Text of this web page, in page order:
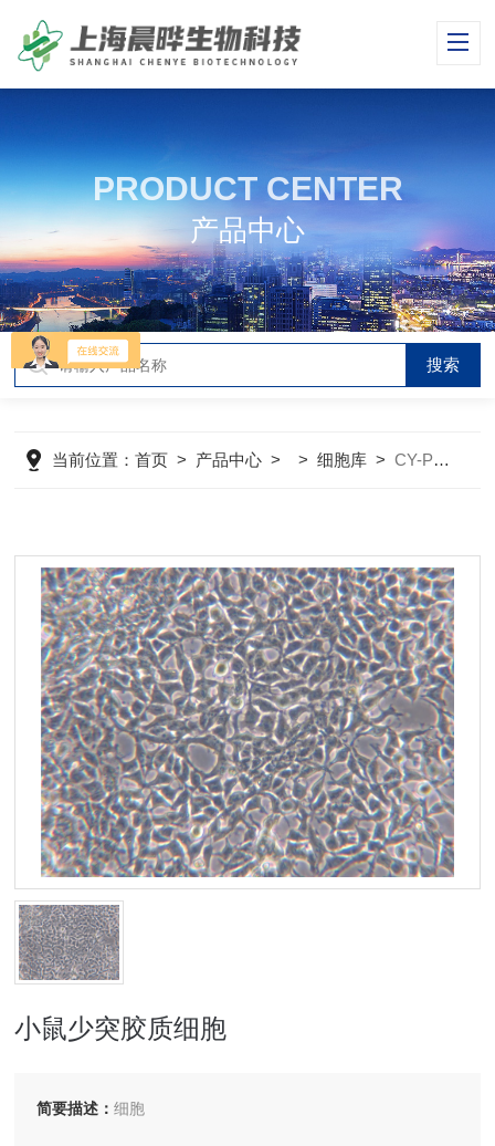
PRODUCT CENTER
产品中心
当前位置：首页 > 产品中心 > >细胞库 >CY-PC-M0142小鼠少突胶质细胞
小鼠少突胶质细胞
简要描述：细胞